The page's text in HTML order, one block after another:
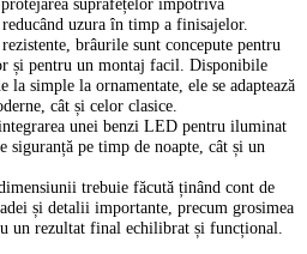
suprafețelor împotriva
uzura în timp a finisajelor.
brâurile sunt concepute pentru
și pentru un montaj facil. Disponibile
simple la ornamentate, ele se adaptează
cât și celor clasice.
unei benzi LED pentru iluminat
siguranță pe timp de noapte, cât și un
trebuie făcută ținând cont de
și detalii importante, precum grosimea
un rezultat final echilibrat și funcțional.